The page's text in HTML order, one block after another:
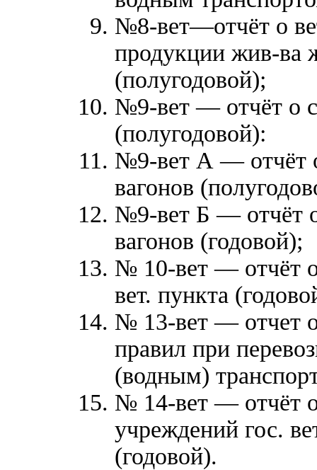
№8-вет—отчёт о
продукции жив-ва
(полугодовой);
№9-вет — отчёт о
(полугодовой):
№9-вет А — отчёт
вагонов
№9-вет Б — отчёт
вагонов (годовой);
№ 10-вет — отчёт о
вет. пункта
№ 13-вет — отчет
правил при
(водным)
№ 14-вет — отчёт
учреждений гос.
(годовой).